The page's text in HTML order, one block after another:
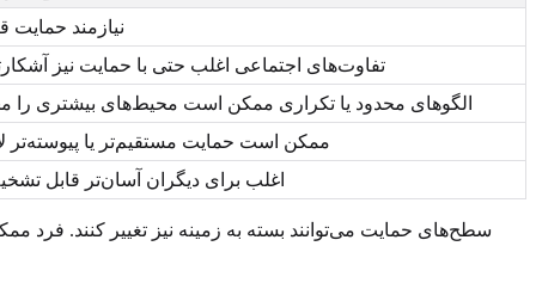
نیازمند حمایت
تفاوت‌های اجتماعی اغلب حتی با حمایت نیز
الگوهای محدود یا تکراری ممکن است محیط‌های بیشتری را
ممکن است حمایت مستقیم‌تر یا پیوسته‌تر
اغلب برای دیگران آسان‌تر قابل